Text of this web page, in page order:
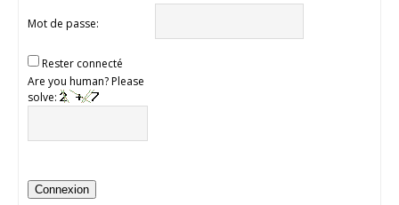
Mot de passe:
Rester connecté
Are you human? Please
solve:
Connexion